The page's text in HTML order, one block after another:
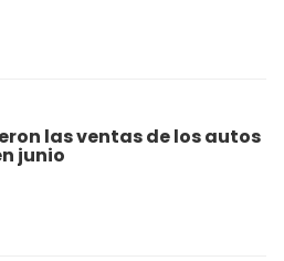
las ventas de los autos
junio